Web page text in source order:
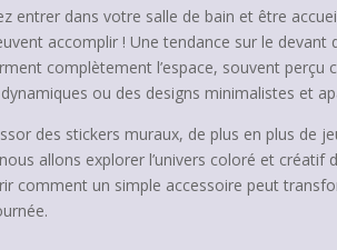
entrer dans votre salle de bain et être
accomplir ! Une tendance sur le
complètement l’espace, souvent perçu
ou des designs minimalistes et
des stickers muraux, de plus en plus
allons explorer l’univers coloré et
comment un simple accessoire peut